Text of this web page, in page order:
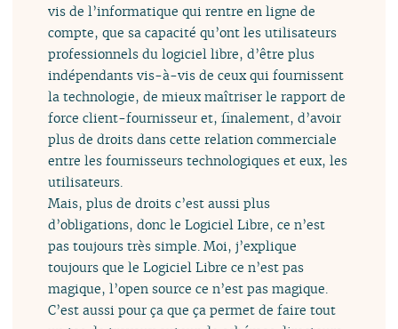
vis de l’informatique qui rentre en ligne de
compte, que sa capacité qu’ont les utilisateurs
professionnels du logiciel libre, d’être plus
indépendants vis-à-vis de ceux qui fournissent
la technologie, de mieux maîtriser le rapport de
force client-fournisseur et, finalement, d’avoir
plus de droits dans cette relation commerciale
entre les fournisseurs technologiques et eux, les
utilisateurs.
Mais, plus de droits c’est aussi plus
d’obligations, donc le Logiciel Libre, ce n’est
pas toujours très simple. Moi, j’explique
toujours que le Logiciel Libre ce n’est pas
magique, l’open source ce n’est pas magique.
C’est aussi pour ça que ça permet de faire tout